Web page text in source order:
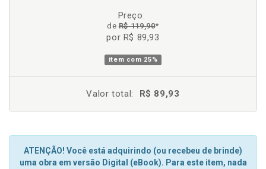
Preço:
deR$ 119,90*
por R$ 89,93
item com 25%
Valor total: R$ 89,93
ATENÇÃO! Você está adquirindo (ou recebeu de brinde)
uma obra em versão Digital (eBook). Para este item, nada